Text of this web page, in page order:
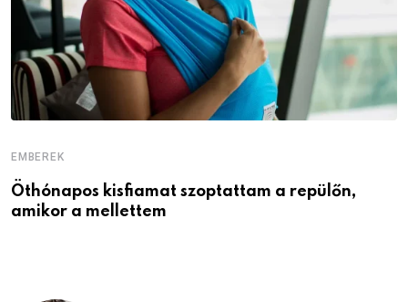
EMBEREK
Öthónapos kisfiamat szoptattam a repülőn,
amikor a mellettem